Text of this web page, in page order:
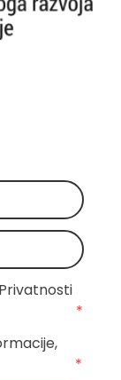
*
*